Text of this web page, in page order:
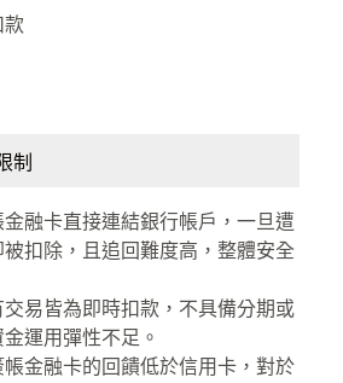
款
制
融卡直接連結銀行帳戶，一旦遭
扣除，且追回難度高，整體安全
易皆為即時扣款，不具備分期或
運用彈性不足。
帳金融卡的回饋低於信用卡，對於